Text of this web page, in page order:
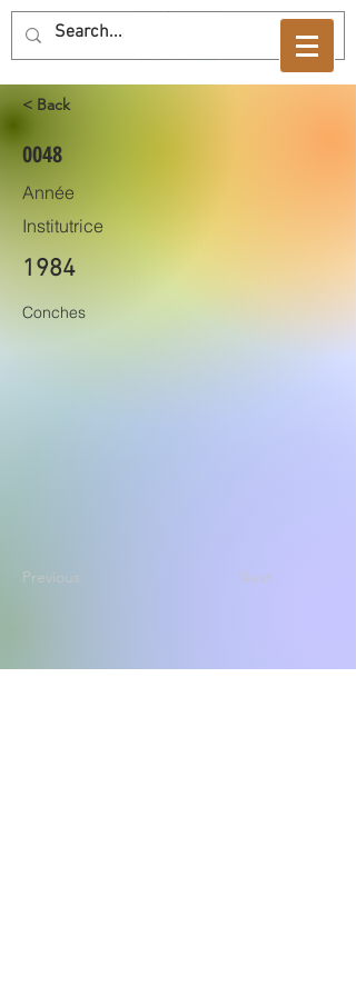
< Back
0048
Année
Institutrice
1984
Conches
Previous Next